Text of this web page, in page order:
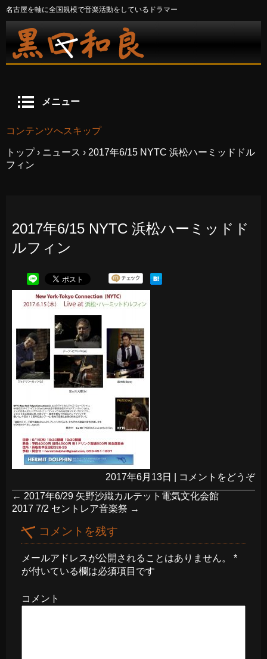
名古屋を軸に全国規模で音楽活動をしているドラマー
メニュー
コンテンツへスキップ
トップ › ニュース › 2017年6/15 NYTC 浜松ハーミッドドル
フィン
2017年6/15 NYTC 浜松ハーミッドド
ルフィン
2017年6月13日
コメントをどうぞ
← 2017年6/29 矢野沙織カルテット電気文化会館
2017 7/2 セントレア音楽祭 →
コメントを残す
メールアドレスが公開されることはありません。
*
が付いている欄は必須項目です
コメント